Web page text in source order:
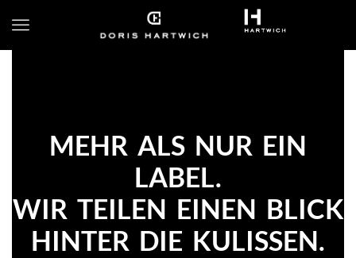
MEHR ALS NUR EIN
LABEL.
WIR TEILEN EINEN BLICK
HINTER DIE KULISSEN.